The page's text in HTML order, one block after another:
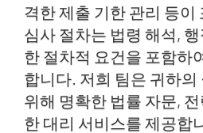
격한 제출 기한 관리 등이
심사 절차는 법령 해석,
한 절차적 요건을 포함하
합니다. 저희 팀은 귀하의
위해 명확한 법률 자문,
한 대리 서비스를 제공합